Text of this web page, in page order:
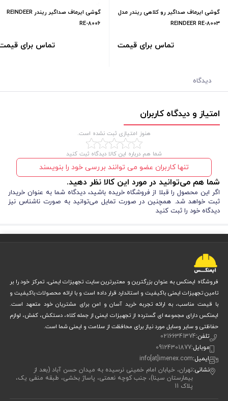
گوشی ایرماف صداگیر رو کلاهی ریندر مدل
REINDEER RE-8003
تماس برای قیمت
گوشی ایرماف صداگیر ریندر REINDEER
RE-8006
تماس برای
دیدگاه
امتیاز و دیدگاه کاربران
هنوز امتیازی ثبت نشده است.
شما هم درباره این کالا دیدگاه ثبت کنید
تنها کاربران عضو می توانند بررسی خود را بنویسند
شما هم می‌توانید در مورد این کالا نظر دهید.
اگر این محصول را قبلا از فروشگاه خریده باشید، دیدگاه شما به عنوان خریدار
ثبت خواهد شد. همچنین در صورت تمایل می‌توانید به صورت ناشناس نیز
دیدگاه خود را ثبت کنید
فروشگاه ایمنکس به عنوان بزرگترین و معتبرترین سایت تجهیزات ایمنی، تمرکز خود را بر
تامین تجهیزات ایمنی باکیفیت و استاندارد قرار داده است و با ارائه محصولات باکیفیت و
با قیمت مناسب، به ارائه تجربه خرید آسان و امن برای مشتریان خود متعهد است.
ایمنکس دارای مجموعه ای گسترده از تجهیزات ایمنی از جمله کلاه، دستکش، کفش، لوازم
حفاظتی و سایر وسایل مورد نیاز برای محافظت از سلامت و ایمنی شما است.
تلفن:02166341374
موبایل:09124301877
ایمیل:info[at]imenex.com
نشانی:تهران، خیابان امام خمینی نرسیده به میدان حسن آباد (بعد از
بیمارستان سینا)، جنب کوچه نعمتی، پاساژ بخشی، طبقه منفی یک،
پلاک 11